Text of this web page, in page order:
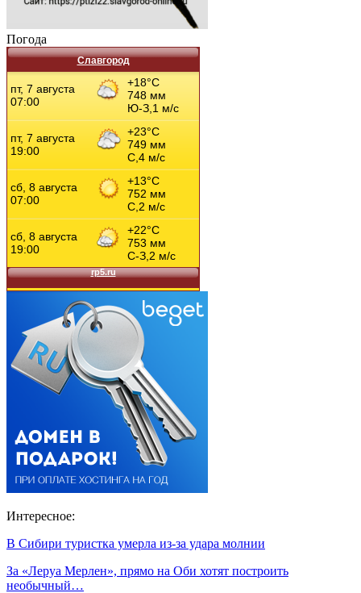
Погода
Славгород
Интересное:
В Сибири туристка умерла из-за удара молнии
За «Леруа Мерлен», прямо на Оби хотят построить
необычный…